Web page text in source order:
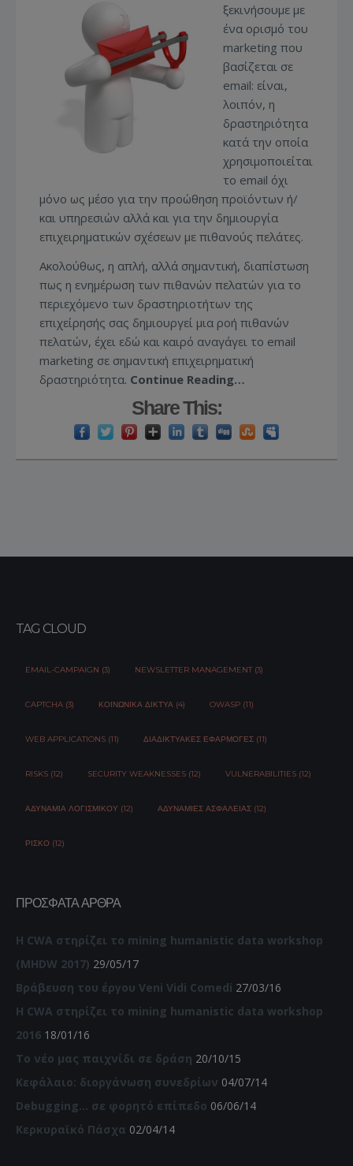
ξεκινήσουμε με
ένα ορισμό του
marketing που
βασίζεται σε
email: είναι,
λοιπόν, η
δραστηριότητα
κατά την οποία
χρησιμοποιείται
το email όχι
μόνο ως μέσο για την προώθηση προϊόντων ή/
και υπηρεσιών αλλά και για την δημιουργία
επιχειρηματικών σχέσεων με πιθανούς πελάτες.
Ακολούθως, η απλή, αλλά σημαντική, διαπίστωση
πως η ενημέρωση των πιθανών πελατών για το
περιεχόμενο των δραστηριοτήτων της
επιχείρησής σας δημιουργεί μια ροή πιθανών
πελατών, έχει εδώ και καιρό αναγάγει το email
marketing σε σημαντική επιχειρηματική
δραστηριότητα. Continue Reading…
Share This:
TAG CLOUD
EMAIL-CAMPAIGN (3) NEWSLETTER MANAGEMENT (3)
CAPTCHA (3) ΚΟΙΝΩΝΙΚΆ ΔΊΚΤΥΑ (4) OWASP (11)
WEB APPLICATIONS (11) ΔΙΑΔΙΚΤΥΑΚΈΣ ΕΦΑΡΜΟΓΈΣ (11)
RISKS (12) SECURITY WEAKNESSES (12) VULNERABILITIES (12)
ΑΔΥΝΑΜΊΑ ΛΟΓΙΣΜΙΚΟΎ (12) ΑΔΥΝΑΜΊΕΣ ΑΣΦΆΛΕΙΑΣ (12)
ΡΊΣΚΟ (12)
ΠΡΌΣΦΑΤΑ ΆΡΘΡΑ
Η CWA στηρίζει το mining humanistic data workshop
(MHDW 2017) 29/05/17
Βράβευση του έργου Veni Vidi Comedi 27/03/16
Η CWA στηρίζει το mining humanistic data workshop
2016 18/01/16
Το νέο μας παιχνίδι σε δράση 20/10/15
Κεφάλαιο: διοργάνωση συνεδρίων 04/07/14
Debugging… σε φορητό επίπεδο 06/06/14
Κερκυραϊκό Πάσχα 02/04/14